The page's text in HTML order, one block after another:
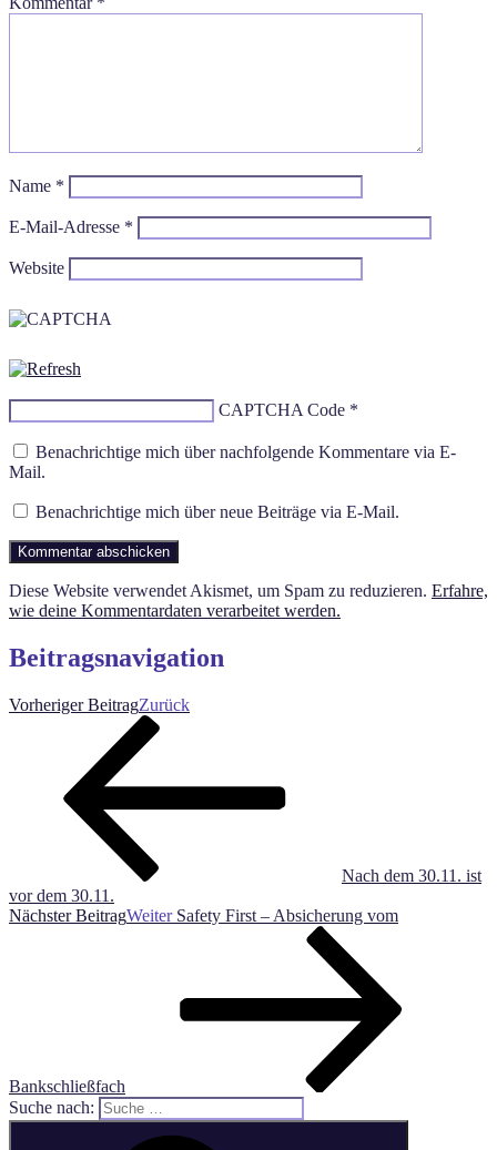
Name *
E-Mail-Adresse *
Website
CAPTCHA Code *
Benachrichtige mich über nachfolgende Kommentare via E-
Mail.
Benachrichtige mich über neue Beiträge via E-Mail.
Diese Website verwendet Akismet, um Spam zu reduzieren. Erfahre,
wie deine Kommentardaten verarbeitet werden.
Beitragsnavigation
Vorheriger BeitragZurück
Nach dem 30.11. ist
vor dem 30.11.
Nächster BeitragWeiter Safety First – Absicherung vom
Bankschließfach
Suche nach: